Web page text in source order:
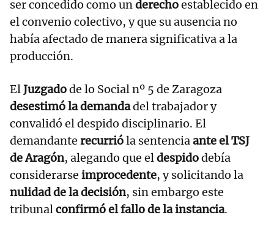
ser concedido como underechoestablecido en
el convenio colectivo, y que su ausencia no
había afectado de manera significativa a la
producción.
ElJuzgadode lo Social nº 5 de Zaragoza
desestimó la demandadel trabajador y
convalidó el despido disciplinario. El
demandante recurrióla sentenciaante el TSJ
de Aragón, alegando que eldespidodebía
considerarse improcedente, y solicitando la
nulidad de la decisión, sin embargo este
tribunalconfirmó el fallo de la instancia.